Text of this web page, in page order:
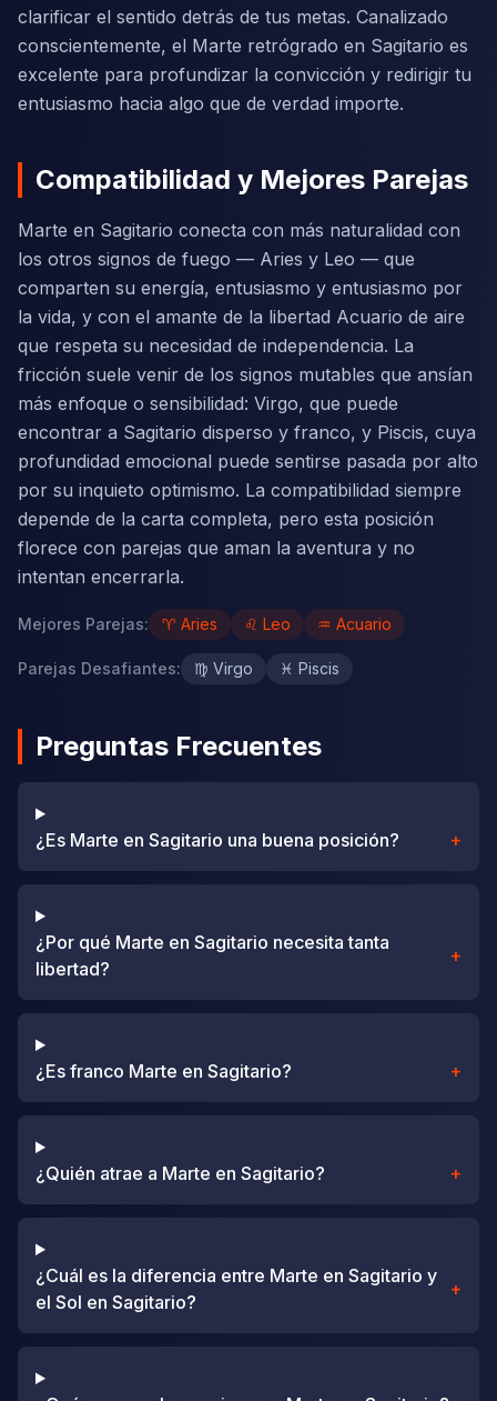
clarificar el sentido detrás de tus metas. Canalizado
conscientemente, el Marte retrógrado en Sagitario es
excelente para profundizar la convicción y redirigir tu
entusiasmo hacia algo que de verdad importe.
Compatibilidad y Mejores Parejas
Marte en Sagitario conecta con más naturalidad con
los otros signos de fuego — Aries y Leo — que
comparten su energía, entusiasmo y entusiasmo por
la vida, y con el amante de la libertad Acuario de aire
que respeta su necesidad de independencia. La
fricción suele venir de los signos mutables que ansían
más enfoque o sensibilidad: Virgo, que puede
encontrar a Sagitario disperso y franco, y Piscis, cuya
profundidad emocional puede sentirse pasada por alto
por su inquieto optimismo. La compatibilidad siempre
depende de la carta completa, pero esta posición
florece con parejas que aman la aventura y no
intentan encerrarla.
Mejores Parejas: ♈ Aries ♌ Leo ♒ Acuario
Parejas Desafiantes: ♍ Virgo ♓ Piscis
Preguntas Frecuentes
¿Es Marte en Sagitario una buena posición? +
¿Por qué Marte en Sagitario necesita tanta
libertad?
+
¿Es franco Marte en Sagitario? +
¿Quién atrae a Marte en Sagitario? +
¿Cuál es la diferencia entre Marte en Sagitario y
el Sol en Sagitario?
+